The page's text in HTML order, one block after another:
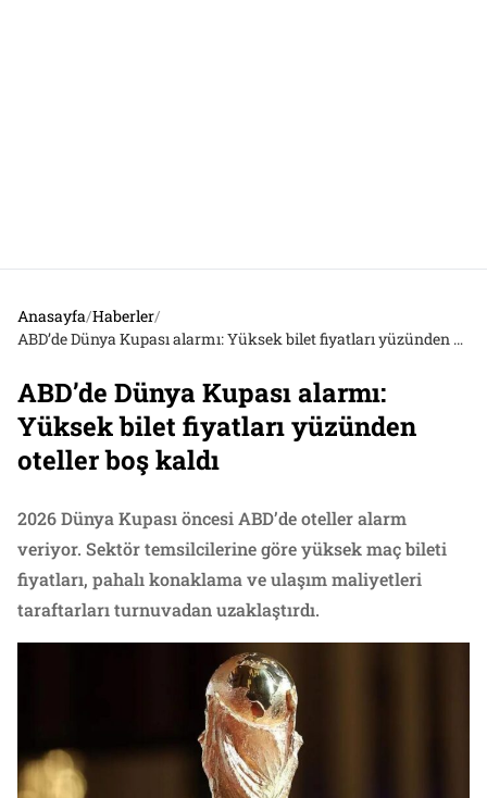
Anasayfa/Haberler/
ABD’de Dünya Kupası alarmı: Yüksek bilet fiyatları yüzünden oteller boş kaldı
ABD’de Dünya Kupası alarmı:
Yüksek bilet fiyatları yüzünden
oteller boş kaldı
2026 Dünya Kupası öncesi ABD’de oteller alarm
veriyor. Sektör temsilcilerine göre yüksek maç bileti
fiyatları, pahalı konaklama ve ulaşım maliyetleri
taraftarları turnuvadan uzaklaştırdı.